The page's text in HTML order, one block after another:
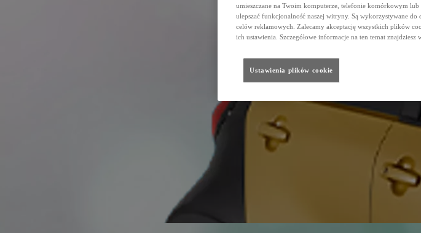
umieszczane na Twoim komputerze, telefonie komórkowym
ulepszać funkcjonalność naszej witryny. Są wykorzystywane do
celów reklamowych. Zalecamy akceptację wszystkich plików
ich ustawienia. Szczegółowe informacje na ten temat znajdziesz
Ustawienia plików cookie